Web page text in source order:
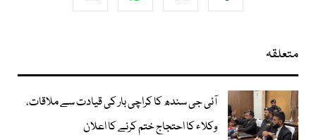
متعلقہ
آئی جی سندھ کا کراچی بار کی قیادت سے ملاقات،
وکلاء کا احتجاج ختم کرنے کا اعلان